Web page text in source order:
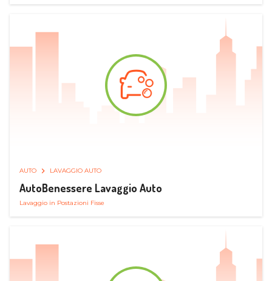
AUTO LAVAGGIO AUTO
AutoBenessere Lavaggio Auto
Lavaggio in Postazioni Fisse